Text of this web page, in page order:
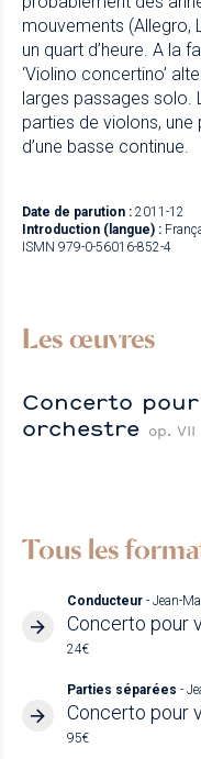
mouvements (Allegro,
un quart d’heure. A la
‘Violino concertino’
larges passages solo.
parties de violons, une
d’une basse continue.
Date de parution : 2011-12
Introduction (langue) :
ISMN 979-0-56016-852-4
Les œuvres
Concerto
orchestre op. VII
Tous les
Conducteur - Jean-
Concerto pour
24€
Parties séparées -
Concerto pour
95€